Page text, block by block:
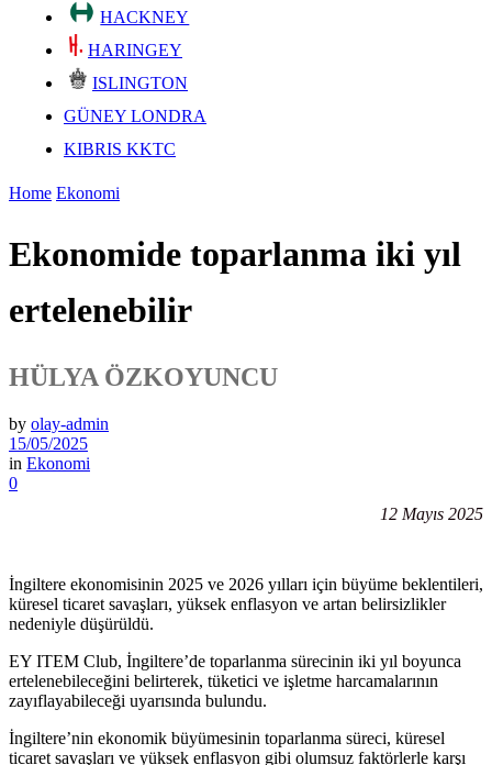
HACKNEY
HARINGEY
ISLINGTON
GÜNEY LONDRA
KIBRIS KKTC
Home Ekonomi
Ekonomide toparlanma iki yıl
ertelenebilir
HÜLYA ÖZKOYUNCU
by olay-admin
15/05/2025
in Ekonomi
0
12 Mayıs 2025
İngiltere ekonomisinin 2025 ve 2026 yılları için büyüme beklentileri,
küresel ticaret savaşları, yüksek enflasyon ve artan belirsizlikler
nedeniyle düşürüldü.
EY ITEM Club, İngiltere’de toparlanma sürecinin iki yıl boyunca
ertelenebileceğini belirterek, tüketici ve işletme harcamalarının
zayıflayabileceği uyarısında bulundu.
İngiltere’nin ekonomik büyümesinin toparlanma süreci, küresel
ticaret savaşları ve yüksek enflasyon gibi olumsuz faktörlerle karşı